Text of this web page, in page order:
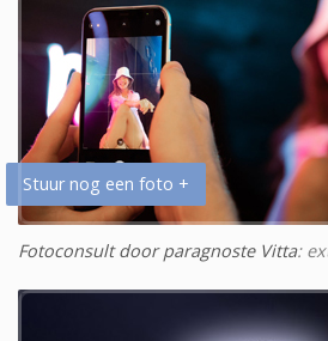
Stuur nog een foto +
Fotoconsult door paragnoste Vitta: